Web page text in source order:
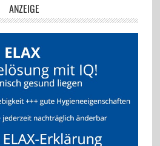
ANZEIGE